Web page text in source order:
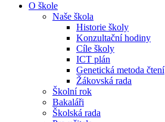
O škole
Naše škola
Historie školy
Konzultační hodiny
Cíle školy
ICT plán
Genetická metoda čtení
Žákovská rada
Školní rok
Bakaláři
Školská rada